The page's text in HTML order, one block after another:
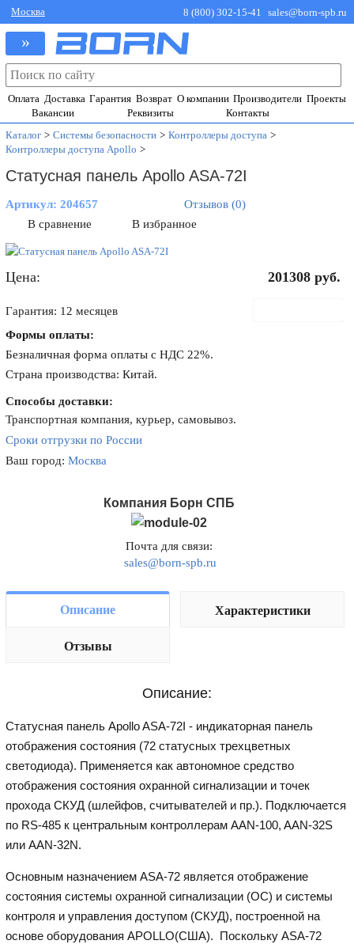
Москва 8 (800) 302-15-41 sales@born-spb.ru
»
Оплата Доставка Гарантия Возврат О компании Производители Проекты
Вакансии
Реквизиты
Контакты
Каталог > Системы безопасности > Контроллеры доступа >
Контроллеры доступа Apollo >
Статусная панель Apollo ASA-72I
Артикул:204657
Отзывов (0)
В сравнение
В избранное
Цена: 201308 руб.
Гарантия: 12 месяцев
Формы оплаты:
Безналичная форма оплаты с НДС 22%.
Страна производства: Китай.
Способы доставки:
Транспортная компания, курьер, самовывоз.
Сроки отгрузки по России
Ваш город:Москва
Компания Борн СПБ
Почта для связи:
sales@born-spb.ru
Описание Характеристики
Отзывы
Описание:
Статусная панель Apollo ASA-72I - индикаторная панель
отображения состояния (72 статусных трехцветных
светодиода). Применяется как автономное средство
отображения состояния охранной сигнализации и точек
прохода СКУД (шлейфов, считывателей и пр.). Подключается
по RS-485 к центральным контроллерам AAN-100, AAN-32S
или AAN-32N.
Основным назначением ASA-72 является отображение
состояния системы охранной сигнализации (ОС) и системы
контроля и управления доступом (СКУД), построенной на
основе оборудования APOLLO(США). Поскольку ASA-72